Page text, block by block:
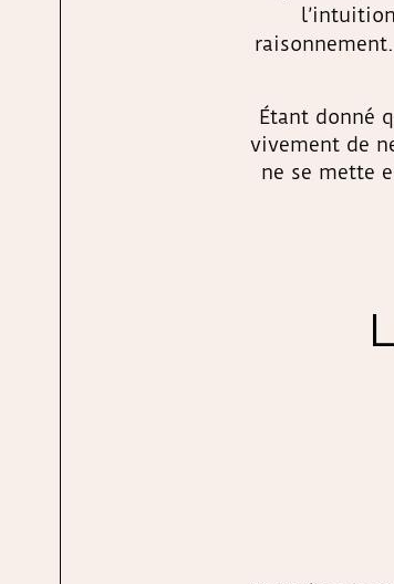
Étant donné
vivement de
ne se mette